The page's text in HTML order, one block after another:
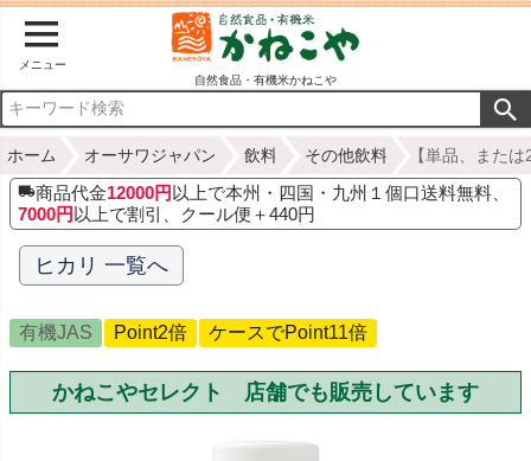
メニュー
自然食品・有機米かねこや
ホーム オーサワジャパン 飲料 その他飲料 【単品、また
商品代金12000円 以上で本州・四国・九州１個口送料無料、
7000円 以上で割引、クール便＋440円
ヒカリ 一覧へ
有機JAS Point2倍 ケースでPoint11倍
かねこやセレクト 店舗でも販売しています